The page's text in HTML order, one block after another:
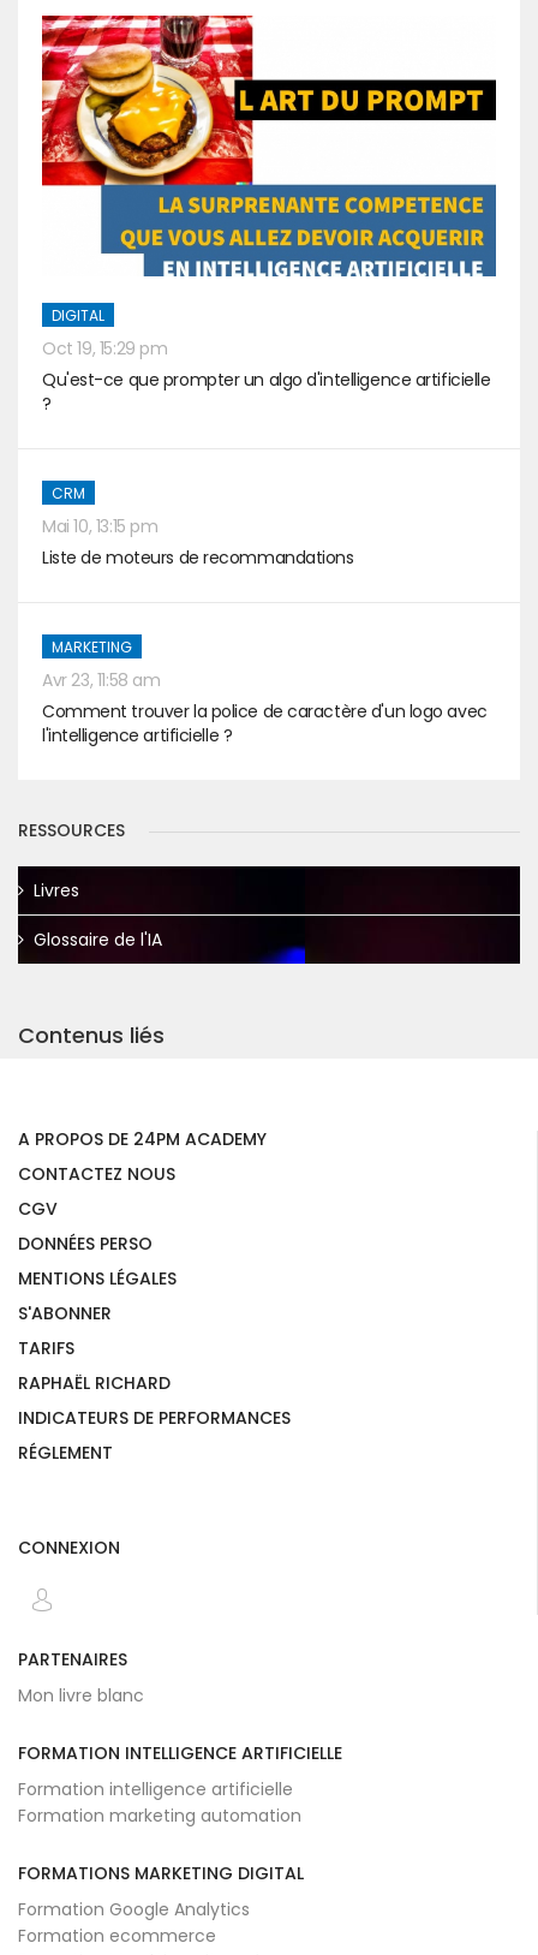
DIGITAL
Oct 19, 15:29 pm
Qu'est-ce que prompter un algo d'intelligence artificielle
?
CRM
Mai 10, 13:15 pm
Liste de moteurs de recommandations
MARKETING
Avr 23, 11:58 am
Comment trouver la police de caractère d'un logo avec
l'intelligence artificielle ?
RESSOURCES
Livres
Glossaire de l'IA
Contenus liés
A PROPOS DE 24PM ACADEMY
CONTACTEZ NOUS
CGV
DONNÉES PERSO
MENTIONS LÉGALES
S'ABONNER
TARIFS
RAPHAËL RICHARD
INDICATEURS DE PERFORMANCES
RÉGLEMENT
CONNEXION
PARTENAIRES
Mon livre blanc
FORMATION INTELLIGENCE ARTIFICIELLE
Formation intelligence artificielle
Formation marketing automation
FORMATIONS MARKETING DIGITAL
Formation Google Analytics
Formation ecommerce